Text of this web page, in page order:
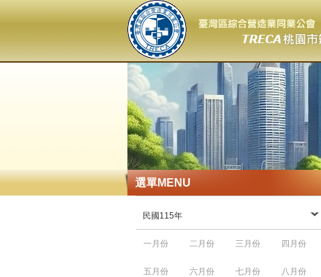
選單MENU
民國115年
一月份 二月份 三月份 四月份
五月份 六月份 七月份 八月份